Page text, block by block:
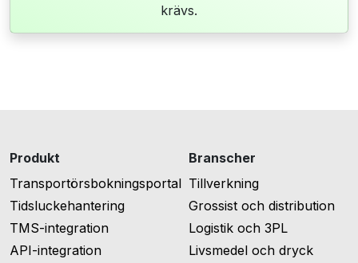
krävs.
Produkt
Transportörsbokningsportal
Tidsluckehantering
TMS-integration
API-integration
Branscher
Tillverkning
Grossist och distribution
Logistik och 3PL
Livsmedel och dryck